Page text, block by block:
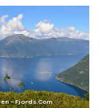
– Fjords.Com